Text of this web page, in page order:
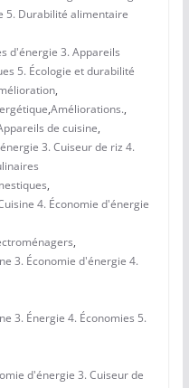
5. Durabilité alimentaire
d'énergie 3. Appareils
5. Écologie et durabilité
,
,Améliorations.,
de cuisine,
3. Cuiseur de riz 4.
,
4. Économie d'énergie
,
3. Économie d'énergie 4.
3. Énergie 4. Économies 5.
d'énergie 3. Cuiseur de